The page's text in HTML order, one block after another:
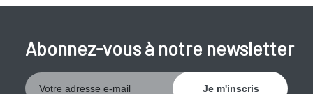
Abonnez-vous à notre newsletter